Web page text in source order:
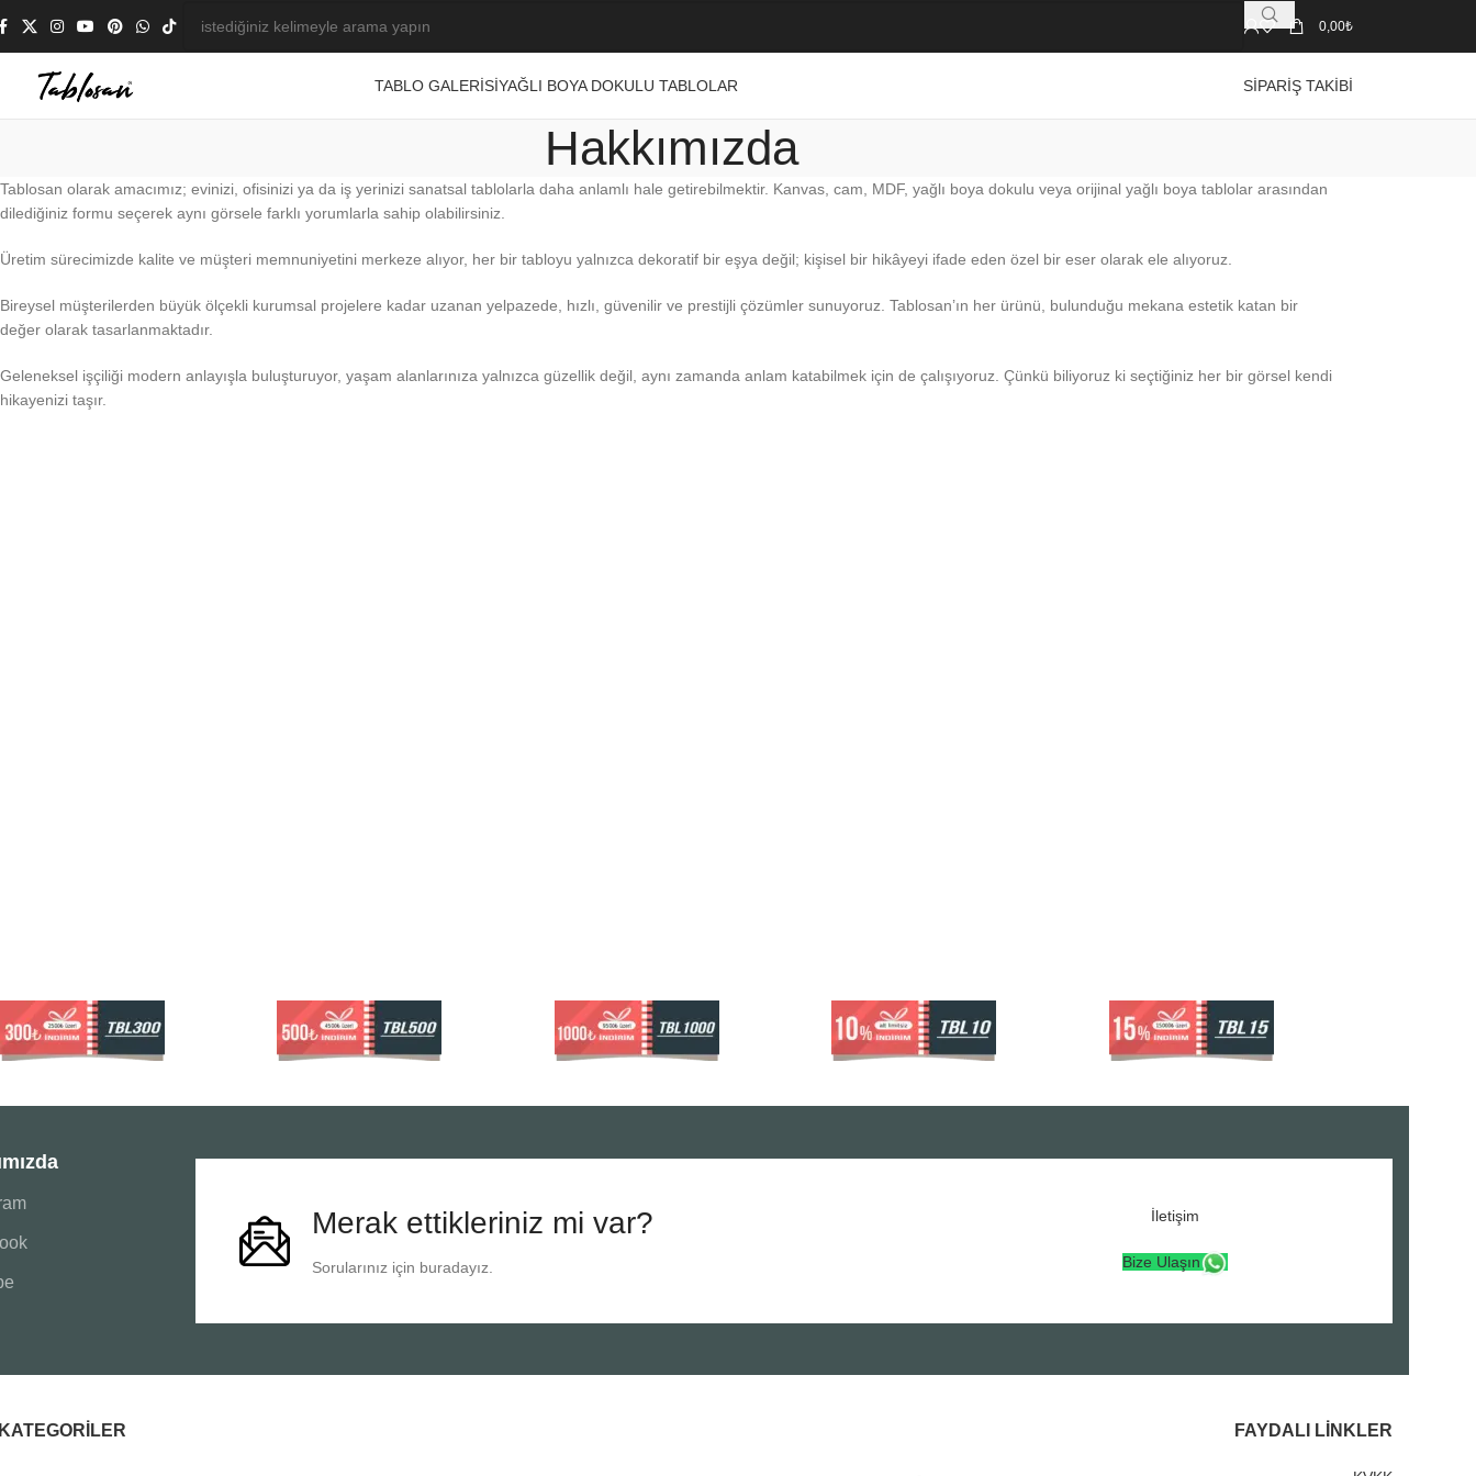
0,00₺
TABLO GALERISIYAĞLI BOYA DOKULU TABLOLAR SIPARIŞ TAKIBI
Hakkımızda
Tablosan olarak amacımız; evinizi, ofisinizi ya da iş yerinizi sanatsal tablolarla daha anlamlı hale getirebilmektir. Kanvas, cam, MDF, yağlı boya dokulu veya orijinal yağlı boya tablolar arasından
dilediğiniz formu seçerek aynı görsele farklı yorumlarla sahip olabilirsiniz.
Üretim sürecimizde kalite ve müşteri memnuniyetini merkeze alıyor, her bir tabloyu yalnızca dekoratif bir eşya değil; kişisel bir hikâyeyi ifade eden özel bir eser olarak ele alıyoruz.
Bireysel müşterilerden büyük ölçekli kurumsal projelere kadar uzanan yelpazede, hızlı, güvenilir ve prestijli çözümler sunuyoruz. Tablosan’ın her ürünü, bulunduğu mekana estetik katan bir
değer olarak tasarlanmaktadır.
Geleneksel işçiliği modern anlayışla buluşturuyor, yaşam alanlarınıza yalnızca güzellik değil, aynı zamanda anlam katabilmek için de çalışıyoruz. Çünkü biliyoruz ki seçtiğiniz her bir görsel kendi
hikayenizi taşır.
Merak ettikleriniz mi var?
Sorularınız için buradayız.
İletişim
Bize Ulaşın
FAYDALI LINKLER